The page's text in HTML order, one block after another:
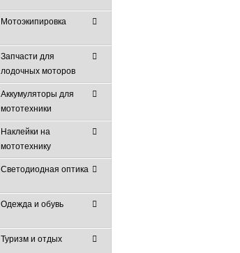
Мотоэкипировка
Запчасти для
лодочных моторов
Аккумуляторы для
мототехники
Наклейки на
мототехнику
Светодиодная оптика
Одежда и обувь
Туризм и отдых